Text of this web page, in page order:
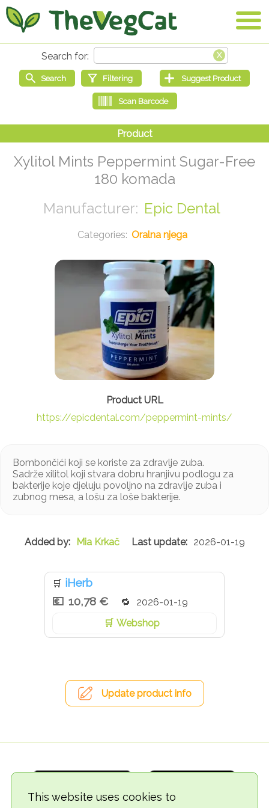
This website uses cookies to
Xylitol Mints Peppermint Sugar-Free
180 komada
Epic Dental
Oralna njega
https://epicdental.com/peppermint-mints/
Bombončići koji se koriste za zdravlje zuba.
Sadrže xilitol koji stvara dobru hranjivu podlogu za
bakterije koje djeluju povoljno na zdravlje zuba i
zubnog mesa, a lošu za loše bakterije.
Mia Krkač 2026-01-19
🛒 iHerb
10,78 €
2026-01-19
Webshop
Update product info